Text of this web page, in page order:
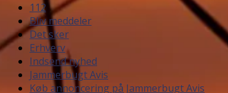
112
Bliv meddeler
Det sker
Erhverv
Indsend nyhed
Jammerbugt Avis
Køb annoncering på Jammerbugt Avis